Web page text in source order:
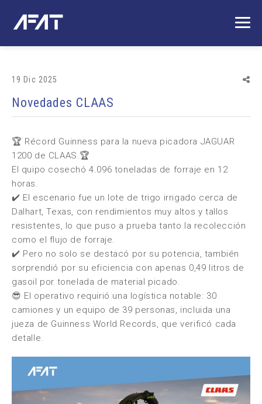
19 Dic 2025
Novedades CLAAS
🏆 Récord Guinness para la nueva picadora JAGUAR
1200 de CLAAS.🏆
El quipo cosechó 4.096 toneladas de forraje en 12
horas.
✔️ El escenario fue un lote de trigo irrigado cerca de
Dalhart, Texas, con rendimientos muy altos y tallos
resistentes, lo que puso a prueba tanto la recolección
como el flujo de forraje.
✔️ Pero no solo se destacó por su potencia, también
sorprendió por su eficiencia con apenas 0,49 litros de
gasoil por tonelada de material picado.
😎 El operativo requirió una logística notable: 30
camiones y un equipo de 39 personas, incluida una
jueza de Guinness World Records, que verificó cada
detalle.